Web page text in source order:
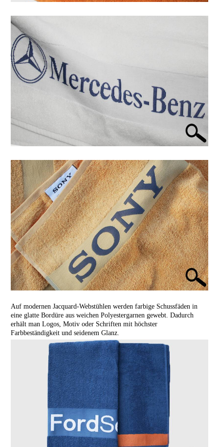
Auf modernen Jacquard-Webstühlen werden farbige Schussfäden in
eine glatte Bordüre aus weichen Polyestergarnen gewebt. Dadurch
erhält man Logos, Motiv oder Schriften mit höchster
Farbbeständigkeit und seidenem Glanz.